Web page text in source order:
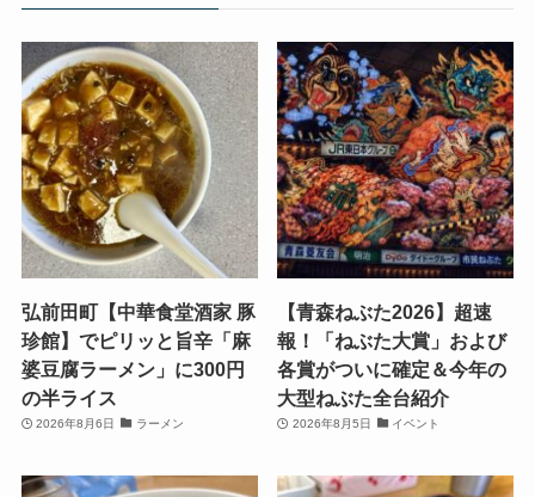
弘前田町【中華食堂酒家 豚
珍館】でピリッと旨辛「麻
婆豆腐ラーメン」に300円
の半ライス
2026年8月6日 ラーメン
【青森ねぶた2026】超速
報！「ねぶた大賞」および
各賞がついに確定＆今年の
大型ねぶた全台紹介
2026年8月5日 イベント